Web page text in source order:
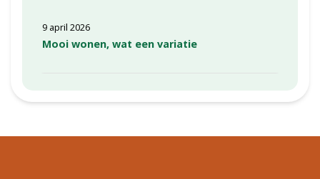
Mooi wonen, wat een variatie
9 april 2026